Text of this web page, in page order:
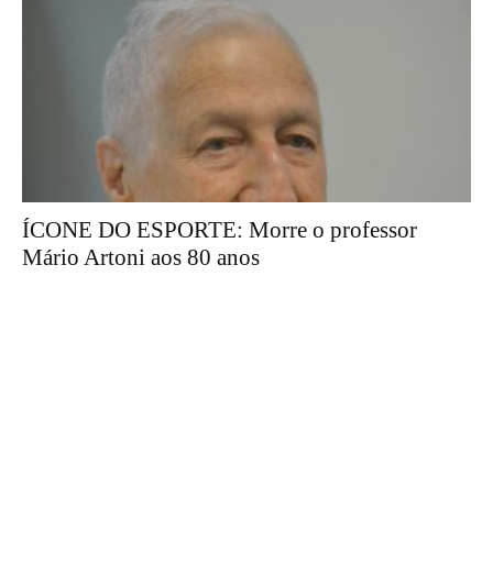
ÍCONE DO ESPORTE: Morre o professor
Mário Artoni aos 80 anos